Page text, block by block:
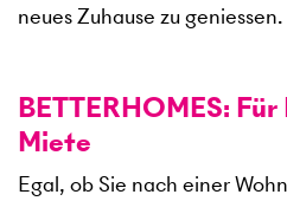
neues Zuhause zu geniessen.
BETTERHOMES:
Miete
Egal, ob Sie nach einer